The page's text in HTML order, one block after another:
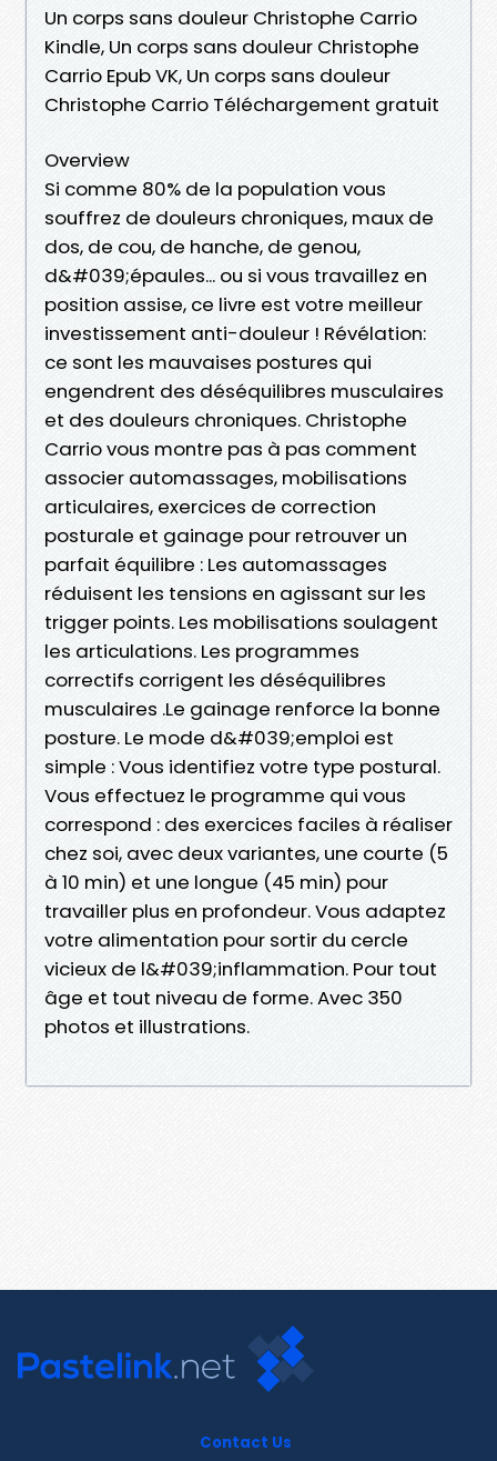
Un corps sans douleur Christophe Carrio
Kindle, Un corps sans douleur Christophe
Carrio Epub VK, Un corps sans douleur
Christophe Carrio Téléchargement gratuit
Overview
Si comme 80% de la population vous
souffrez de douleurs chroniques, maux de
dos, de cou, de hanche, de genou,
d&#039;épaules... ou si vous travaillez en
position assise, ce livre est votre meilleur
investissement anti-douleur ! Révélation:
ce sont les mauvaises postures qui
engendrent des déséquilibres musculaires
et des douleurs chroniques. Christophe
Carrio vous montre pas à pas comment
associer automassages, mobilisations
articulaires, exercices de correction
posturale et gainage pour retrouver un
parfait équilibre : Les automassages
réduisent les tensions en agissant sur les
trigger points. Les mobilisations soulagent
les articulations. Les programmes
correctifs corrigent les déséquilibres
musculaires .Le gainage renforce la bonne
posture. Le mode d&#039;emploi est
simple : Vous identifiez votre type postural.
Vous effectuez le programme qui vous
correspond : des exercices faciles à réaliser
chez soi, avec deux variantes, une courte (5
à 10 min) et une longue (45 min) pour
travailler plus en profondeur. Vous adaptez
votre alimentation pour sortir du cercle
vicieux de l&#039;inflammation. Pour tout
âge et tout niveau de forme. Avec 350
photos et illustrations.
Contact Us